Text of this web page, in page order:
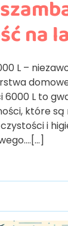
na
L –
6000 L to
które są
i